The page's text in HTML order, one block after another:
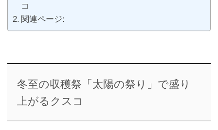
コ
関連ページ:
冬至の収穫祭「太陽の祭り」で盛り
上がるクスコ